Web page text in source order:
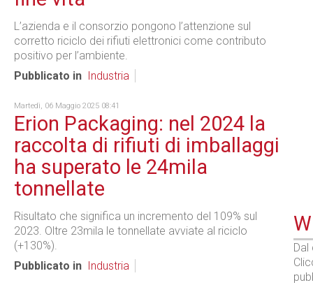
L’azienda e il consorzio pongono l’attenzione sul
corretto riciclo dei rifiuti elettronici come contributo
positivo per l’ambiente.
Pubblicato in
Industria
Martedì, 06 Maggio 2025 08:41
Erion Packaging: nel 2024 la
raccolta di rifiuti di imballaggi
ha superato le 24mila
tonnellate
Risultato che significa un incremento del 109% sul
2023. Oltre 23mila le tonnellate avviate al riciclo
(+130%).
Pubblicato in
Industria